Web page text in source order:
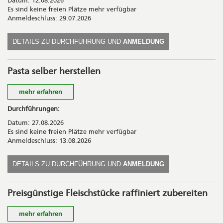
Brote. Sie nehmen feines Brot, Sauerteigansatz und
Fermentwasser mit nach Hause. Grundkenntnisse zum Brot
backen sind von Vorteil.
Kosten
Es sind keine freien Plätze mehr verfügbar
Anmeldeschluss: 29.07.2026
DETAILS ZU DURCHFÜHRUNG UND ANMELDUNG
Pasta selber herstellen
mehr erfahren
Tauchen Sie ein in die Kunst der Pastaherstellung und lernen Sie
Formen, mit und ohne Füllung, zaubern. Wir bereiten frische
Pasta auf verschiedene Arten zu – von
der handgemachten Pasta bis hin zur Herstellung mit der
Maschine. Geschmackvolle Saucen runden unsere
Pastakreationen ab.
Kosten
CHF 95.00 inkl. Lebensmittel
Durchführungen:
Datum: 27.08.2026
Es sind keine freien Plätze mehr verfügbar
Anmeldeschluss: 13.08.2026
DETAILS ZU DURCHFÜHRUNG UND ANMELDUNG
Preisgünstige Fleischstücke raffiniert zubereiten
mehr erfahren